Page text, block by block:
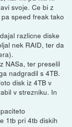
svoje. Ce bi z
speed freak tako
razlicne diske
nek RAID, ter da
NASa, ter preselil
nadgradil s 4TB.
disk iz 4TB v
v strezniku. In
1tb pri 4tb diskih